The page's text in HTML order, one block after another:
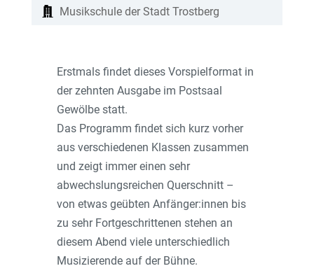
Musikschule der Stadt Trostberg
Erstmals findet dieses Vorspielformat in
der zehnten Ausgabe im Postsaal
Gewölbe statt.
Das Programm findet sich kurz vorher
aus verschiedenen Klassen zusammen
und zeigt immer einen sehr
abwechslungsreichen Querschnitt –
von etwas geübten Anfänger:innen bis
zu sehr Fortgeschrittenen stehen an
diesem Abend viele unterschiedlich
Musizierende auf der Bühne.